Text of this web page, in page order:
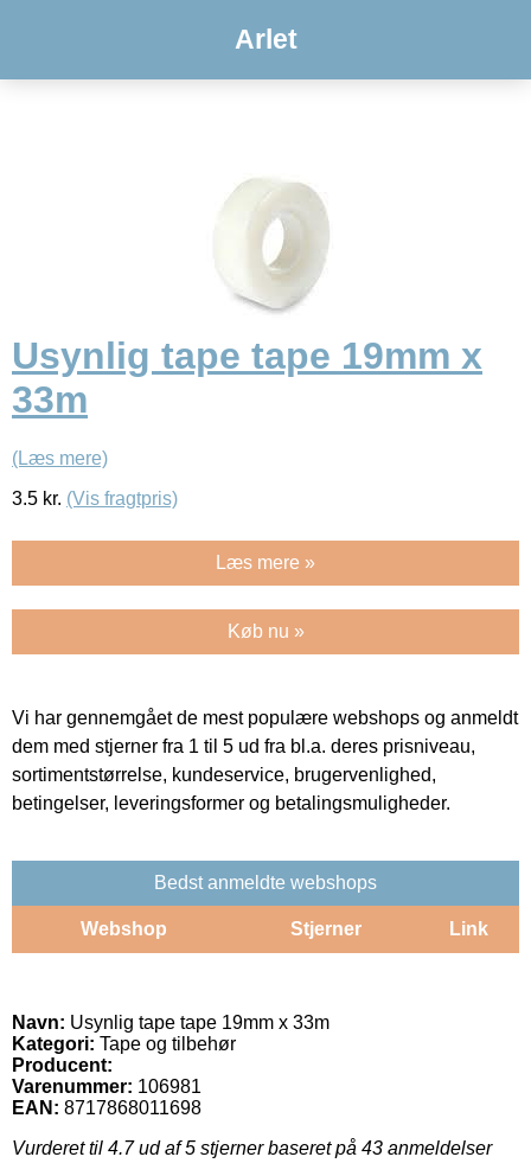
Arlet
Usynlig tape tape 19mm x
33m
(Læs mere)
3.5 kr. (Vis fragtpris)
Læs mere »
Køb nu »
Vi har gennemgået de mest populære webshops og anmeldt
dem med stjerner fra 1 til 5 ud fra bl.a. deres prisniveau,
sortimentstørrelse, kundeservice, brugervenlighed,
betingelser, leveringsformer og betalingsmuligheder.
Bedst anmeldte webshops
Webshop Stjerner Link
Navn: Usynlig tape tape 19mm x 33m
Kategori: Tape og tilbehør
Producent:
Varenummer: 106981
EAN: 8717868011698
Vurderet til 4.7ud af 5 stjerner baseret på 43 anmeldelser